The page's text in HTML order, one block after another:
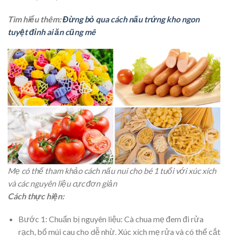
Tìm hiểu thêm:Đừng bỏ qua cách nấu trứng kho ngon
tuyệt đỉnh ai ăn cũng mê
Mẹ có thể tham khảo cách nấu nui cho bé 1 tuổi với xúc xích
và các nguyên liệu cực đơn giản
Cách thực hiện:
Bước 1: Chuẩn bị nguyên liệu: Cà chua mẹ đem đi rửa
rạch, bổ múi cau cho dễ nhừ. Xúc xích mẹ rửa và có thể cắt